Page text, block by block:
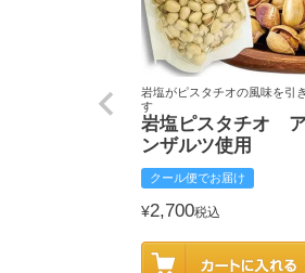
岩塩がピスタチオの風味を引
す
岩塩ピスタチオ
ンザルツ使用
クール便でお届け
¥2,700税込